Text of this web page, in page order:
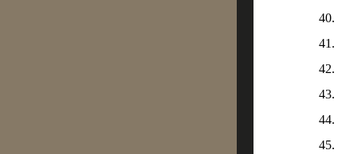
40.
41.
42.
43.
44.
45.